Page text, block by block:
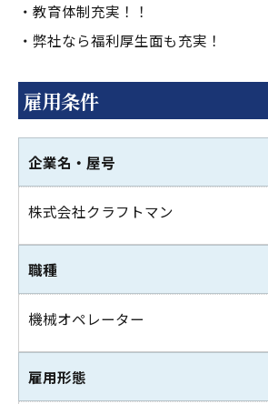
・教育体制充実！！
・弊社なら福利厚生面も充実！
雇用条件
企業名・屋号
株式会社クラフトマン
職種
機械オペレーター
雇用形態